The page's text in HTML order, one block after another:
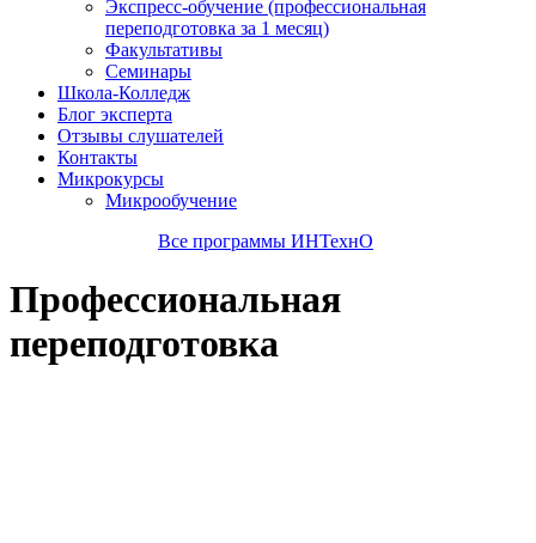
Экспресс-обучение (профессиональная
переподготовка за 1 месяц)
Факультативы
Семинары
Школа-Колледж
Блог эксперта
Отзывы слушателей
Контакты
Микрокурсы
Микрообучение
Все программы ИНТехнО
Профессиональная
переподготовка